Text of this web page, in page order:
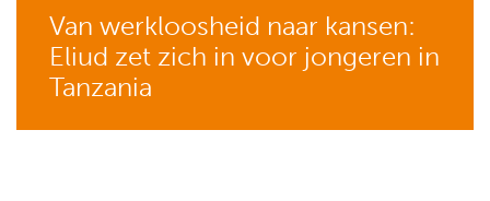
Van werkloosheid naar kansen:
Eliud zet zich in voor jongeren in
Tanzania